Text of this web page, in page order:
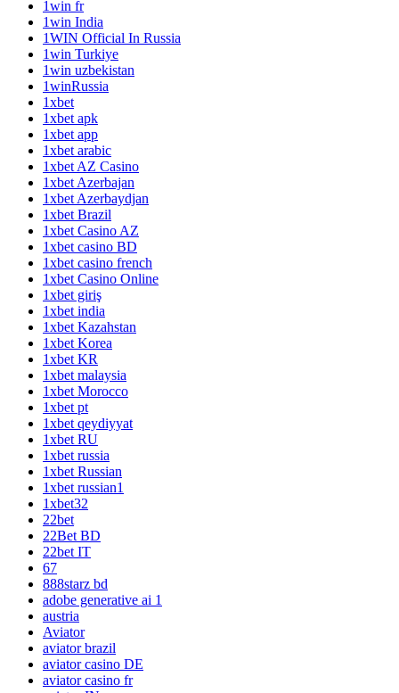
1win fr
1win India
1WIN Official In Russia
1win Turkiye
1win uzbekistan
1winRussia
1xbet
1xbet apk
1xbet app
1xbet arabic
1xbet AZ Casino
1xbet Azerbajan
1xbet Azerbaydjan
1xbet Brazil
1xbet Casino AZ
1xbet casino BD
1xbet casino french
1xbet Casino Online
1xbet giriş
1xbet india
1xbet Kazahstan
1xbet Korea
1xbet KR
1xbet malaysia
1xbet Morocco
1xbet pt
1xbet qeydiyyat
1xbet RU
1xbet russia
1xbet Russian
1xbet russian1
1xbet32
22bet
22Bet BD
22bet IT
67
888starz bd
adobe generative ai 1
austria
Aviator
aviator brazil
aviator casino DE
aviator casino fr